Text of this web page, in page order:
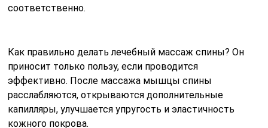
соответственно.
Как правильно делать лечебный массаж спины? Он
приносит только пользу, если проводится
эффективно. После массажа мышцы спины
расслабляются, открываются дополнительные
капилляры, улучшается упругость и эластичность
кожного покрова.